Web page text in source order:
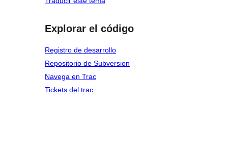
Explorar el código
Registro de desarrollo
Repositorio de Subversion
Navega en Trac
Tickets del trac